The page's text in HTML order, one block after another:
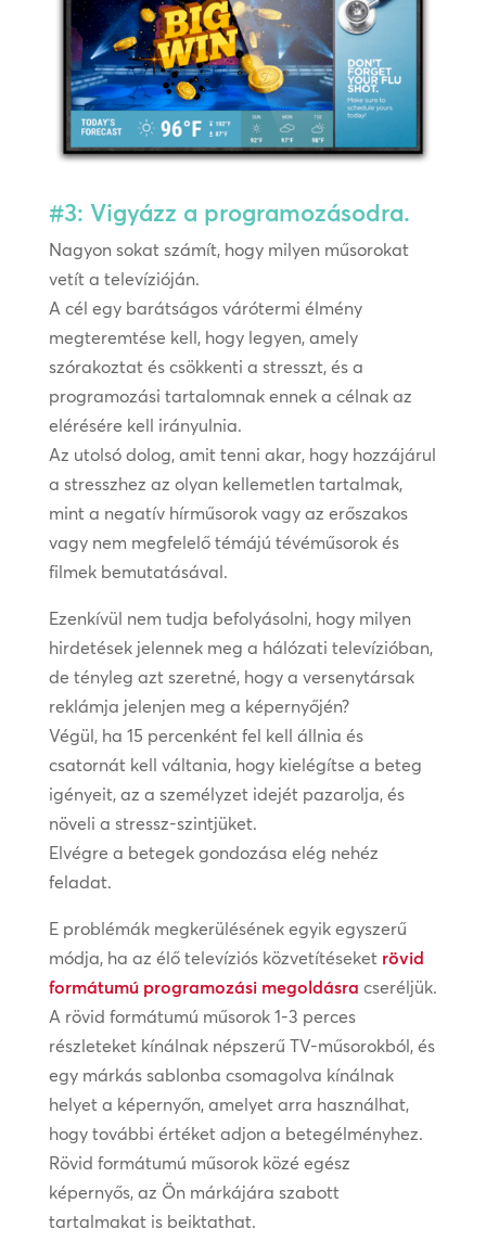
#3: Vigyázz a programozásodra.
Nagyon sokat számít, hogy milyen műsorokat
vetít a televízióján.
A cél egy barátságos várótermi élmény
megteremtése kell, hogy legyen, amely
szórakoztat és csökkenti a stresszt, és a
programozási tartalomnak ennek a célnak az
elérésére kell irányulnia.
Az utolsó dolog, amit tenni akar, hogy hozzájárul
a stresszhez az olyan kellemetlen tartalmak,
mint a negatív hírműsorok vagy az erőszakos
vagy nem megfelelő témájú tévéműsorok és
filmek bemutatásával.
Ezenkívül nem tudja befolyásolni, hogy milyen
hirdetések jelennek meg a hálózati televízióban,
de tényleg azt szeretné, hogy a versenytársak
reklámja jelenjen meg a képernyőjén?
Végül, ha 15 percenként fel kell állnia és
csatornát kell váltania, hogy kielégítse a beteg
igényeit, az a személyzet idejét pazarolja, és
növeli a stressz-szintjüket.
Elvégre a betegek gondozása elég nehéz
feladat.
E problémák megkerülésének egyik egyszerű
módja, ha az élő televíziós közvetítéseket rövid
formátumú programozási megoldásra cseréljük.
A rövid formátumú műsorok 1-3 perces
részleteket kínálnak népszerű TV-műsorokból, és
egy márkás sablonba csomagolva kínálnak
helyet a képernyőn, amelyet arra használhat,
hogy további értéket adjon a betegélményhez.
Rövid formátumú műsorok közé egész
képernyős, az Ön márkájára szabott
tartalmakat is beiktathat.